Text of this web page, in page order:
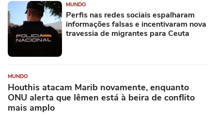
MUNDO
Perfis nas redes sociais espalharam
informações falsas e incentivaram nova
travessia de migrantes para Ceuta
MUNDO
Houthis atacam Marib novamente, enquanto
ONU alerta que Iêmen está à beira de conflito
mais amplo